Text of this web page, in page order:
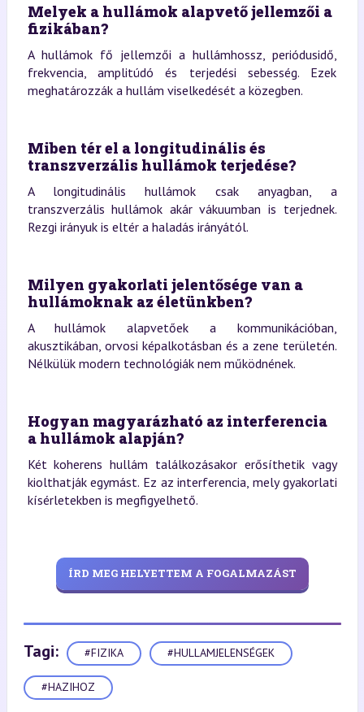
Melyek a hullámok alapvető jellemzői a
fizikában?
A hullámok fő jellemzői a hullámhossz, periódusidő,
frekvencia, amplitúdó és terjedési sebesség. Ezek
meghatározzák a hullám viselkedését a közegben.
Miben tér el a longitudinális és
transzverzális hullámok terjedése?
A longitudinális hullámok csak anyagban, a
transzverzális hullámok akár vákuumban is terjednek.
Rezgi irányuk is eltér a haladás irányától.
Milyen gyakorlati jelentősége van a
hullámoknak az életünkben?
A hullámok alapvetőek a kommunikációban,
akusztikában, orvosi képalkotásban és a zene területén.
Nélkülük modern technológiák nem működnének.
Hogyan magyarázható az interferencia
a hullámok alapján?
Két koherens hullám találkozásakor erősíthetik vagy
kiolthatják egymást. Ez az interferencia, mely gyakorlati
kísérletekben is megfigyelhető.
ÍRD MEG HELYETTEM A FOGALMAZÁST
Tagi: #FIZIKA #HULLAMJELENSÉGEK
#HAZIHOZ